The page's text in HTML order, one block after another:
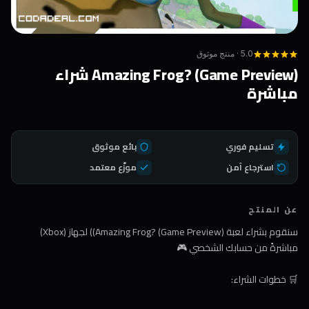
5.0 · منتج موثوق
Amazing Frog? (Game Preview) شراء
مباشرة
تسليم فوري
بائع موثوق
استرجاع آمن
موزّع معتمد
عن المنتج
سنقوم بشراء لعبة (Amazing Frog? (Game Preview)) لجهاز (Xbox)
مباشرةً من حسابك الشخصي 🎮
🛒 خطوات الشراء: